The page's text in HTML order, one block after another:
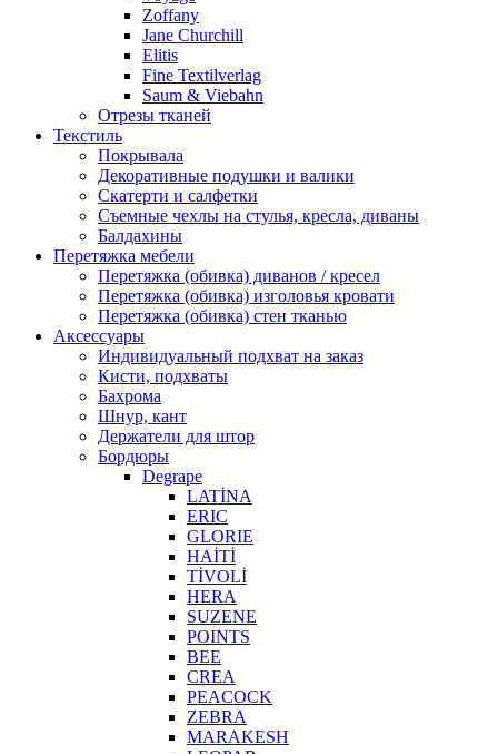
Zoffany
Jane Churchill
Elitis
Fine Textilverlag
Saum & Viebahn
Отрезы тканей
Текстиль
Покрывала
Декоративные подушки и валики
Скатерти и салфетки
Cъемные чехлы на стулья, кресла, диваны
Балдахины
Перетяжка мебели
Перетяжка (обивка) диванов / кресел
Перетяжка (обивка) изголовья кровати
Перетяжка (обивка) стен тканью
Аксессуары
Индивидуальный подхват на заказ
Кисти, подхваты
Бахрома
Шнур, кант
Держатели для штор
Бордюры
Degrape
LATİNA
ERIC
GLORIE
HAİTİ
TİVOLİ
HERA
SUZENE
POINTS
BEE
CREA
PEACOCK
ZEBRA
MARAKESH